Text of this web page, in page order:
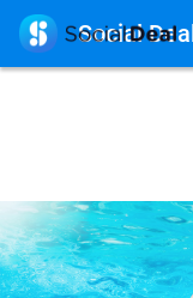
 Social